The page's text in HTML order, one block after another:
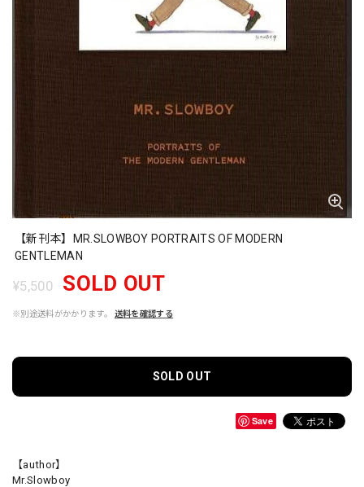
【新刊本】MR.SLOWBOY PORTRAITS OF MODERN
GENTLEMAN
¥5,500 SOLD OUT
※別途送料がかかります。 送料を確認する
SOLD OUT
Save
【author】
Mr.Slowboy